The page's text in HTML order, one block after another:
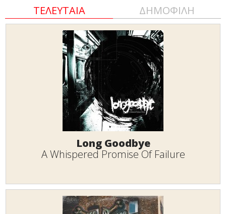
ΤΕΛΕΥΤΑΙΑ ΔΗΜΟΦΙΛΗ
Long Goodbye
A Whispered Promise Of Failure